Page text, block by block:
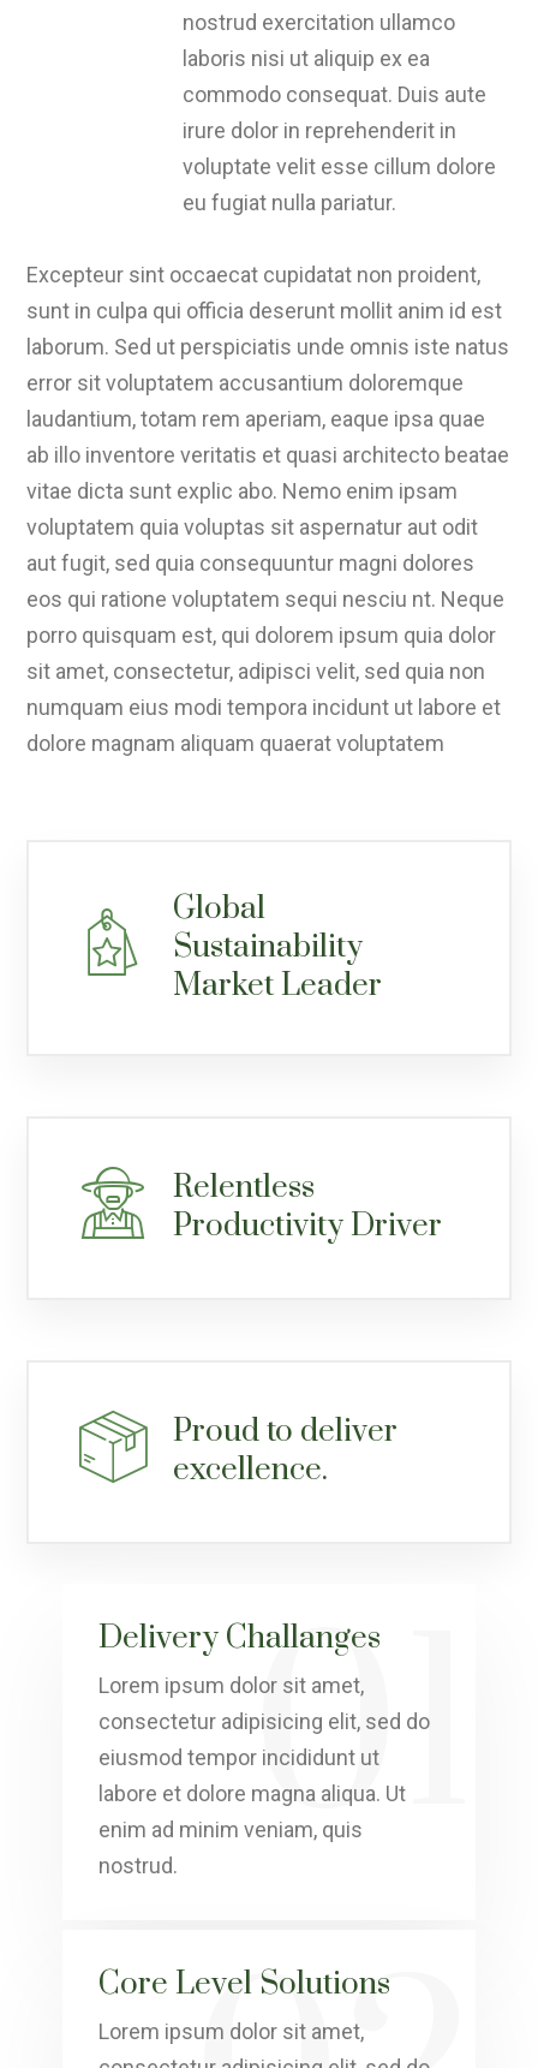
nostrud exercitation ullamco
laboris nisi ut aliquip ex ea
commodo consequat. Duis aute
irure dolor in reprehenderit in
voluptate velit esse cillum dolore
eu fugiat nulla pariatur.
Excepteur sint occaecat cupidatat non proident,
sunt in culpa qui officia deserunt mollit anim id est
laborum. Sed ut perspiciatis unde omnis iste natus
error sit voluptatem accusantium doloremque
laudantium, totam rem aperiam, eaque ipsa quae
ab illo inventore veritatis et quasi architecto beatae
vitae dicta sunt explic abo. Nemo enim ipsam
voluptatem quia voluptas sit aspernatur aut odit
aut fugit, sed quia consequuntur magni dolores
eos qui ratione voluptatem sequi nesciu nt. Neque
porro quisquam est, qui dolorem ipsum quia dolor
sit amet, consectetur, adipisci velit, sed quia non
numquam eius modi tempora incidunt ut labore et
dolore magnam aliquam quaerat voluptatem
Global
Sustainability
Market Leader
Relentless
Productivity Driver
Proud to deliver
excellence.
Delivery Challanges
Lorem ipsum dolor sit amet,
consectetur adipisicing elit, sed do
eiusmod tempor incididunt ut
labore et dolore magna aliqua. Ut
enim ad minim veniam, quis
nostrud.
01
Core Level Solutions
Lorem ipsum dolor sit amet,